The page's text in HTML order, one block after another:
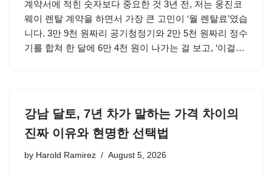
계약서에 적힌 숫자보다 중요한 것 3년 전, 저는 웅진코
웨이 렌탈 계약을 하면서 가장 큰 고민이 ‘월 렌탈료’였습
니다. 3만 9천 원짜리 공기청정기와 2만 5천 원짜리 정수
기를 합쳐 한 달에 6만 4천 원이 나가는 걸 보고, ‘이걸…
강남 달토, 7년 차가 말하는 가격 차이의
진짜 이유와 현명한 선택법
by Harold Ramirez August 5, 2026